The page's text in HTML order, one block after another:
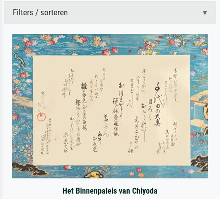
Filters / sorteren
Het Binnenpaleis van Chiyoda